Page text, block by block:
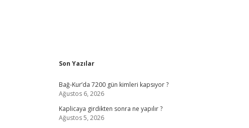
Sidebar
Son Yazılar
Bağ-Kur’da 7200 gün kimleri kapsıyor ?
Ağustos 6, 2026
Kaplicaya girdikten sonra ne yapılır ?
Ağustos 5, 2026